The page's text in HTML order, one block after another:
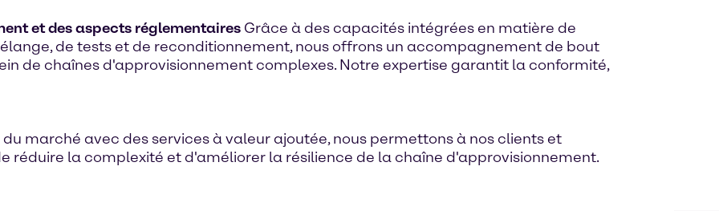
et des aspects réglementaires Grâce à des capacités intégrées en matière de
de tests et de reconditionnement, nous offrons un accompagnement de bout
de chaînes d'approvisionnement complexes. Notre expertise garantit la conformité,
marché avec des services à valeur ajoutée, nous permettons à nos clients et
réduire la complexité et d'améliorer la résilience de la chaîne d'approvisionnement.